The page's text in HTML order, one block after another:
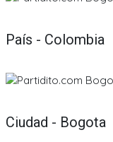
País - Colombia
Ciudad - Bogota